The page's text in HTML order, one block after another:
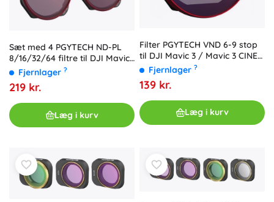
Sæt med 4 PGYTECH ND-PL
8/16/32/64 filtre til DJI Mavic
3 / Mavic 3 CINE (P-26A-034)
Fjernlager ?
219 kr.
Læg i kurv
Filter PGYTECH VND 6-9 stop
til DJI Mavic 3 / Mavic 3 CINE
(P-26A-017)
Fjernlager ?
139 kr.
Læg i kurv